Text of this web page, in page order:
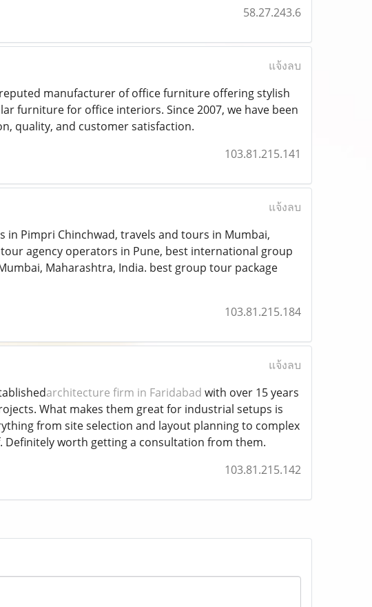
58.27.243.6
แจ้งลบ
reputed manufacturer of office furniture offering stylish
furniture for office interiors. Since 2007, we have been
quality, and customer satisfaction.
103.81.215.141
แจ้งลบ
in Pimpri Chinchwad, travels and tours in Mumbai,
agency operators in Pune, best international group
Maharashtra, India. best group tour package
103.81.215.184
แจ้งลบ
architecture firm in Faridabad with over 15 years
What makes them great for industrial setups is
from site selection and layout planning to complex
worth getting a consultation from them.
103.81.215.142